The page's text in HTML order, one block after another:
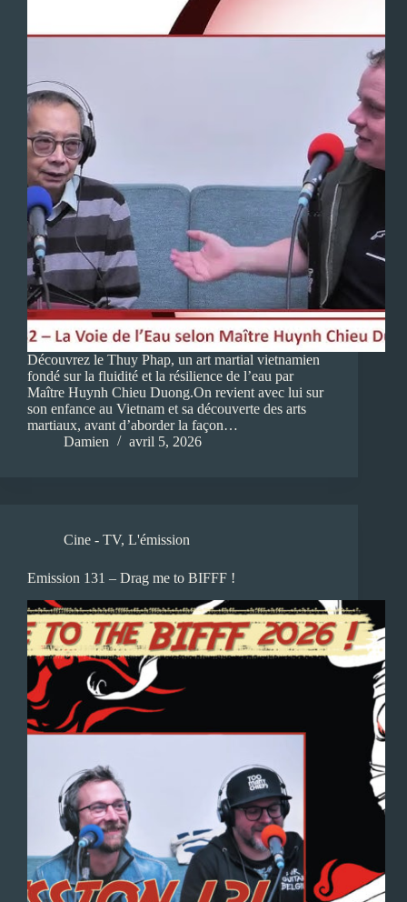
Découvrez le Thuy Phap, un art martial vietnamien
fondé sur la fluidité et la résilience de l’eau par
Maître Huynh Chieu Duong.On revient avec lui sur
son enfance au Vietnam et sa découverte des arts
martiaux, avant d’aborder la façon…
Damien
avril 5, 2026
Cine - TV, L'émission
Emission 131 – Drag me to BIFFF !